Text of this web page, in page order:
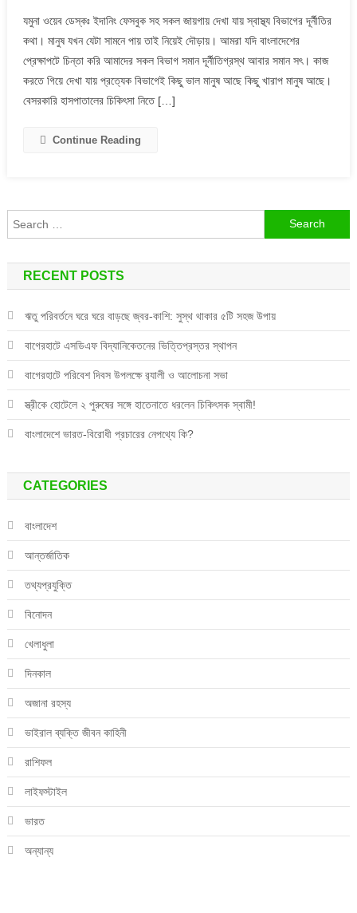
মধ্যে
ও
ভারত
যমুনা ওয়েব ডেস্কঃ ইদানিং ফেসবুক সহ সকল জায়গায় দেখা যায় স্বাস্থ্য বিভাগের দূর্নীতির
কথা। মানুষ যখন যেটা সামনে পায় তাই নিয়েই দৌড়ায়। আমরা যদি বাংলাদেশের
প্রেক্ষাপটে চিন্তা করি আমাদের সকল বিভাগ সমান দূর্নীতিগ্রস্থ আবার সমান সৎ। কাজ
করতে গিয়ে দেখা যায় প্রত্যেক বিভাগেই কিছু ভাল মানুষ আছে কিছু খারাপ মানুষ আছে।
বেসরকারি হাসপাতালের চিকিৎসা নিতে […]
Continue Reading
Search
for:
RECENT POSTS
ঋতু পরিবর্তনে ঘরে ঘরে বাড়ছে জ্বর-কাশি: সুস্থ থাকার ৫টি সহজ উপায়
বাগেরহাটে এসডিএফ বিদ্যানিকেতনের ভিত্তিপ্রস্তর স্থাপন
বাগেরহাটে পরিবেশ দিবস উপলক্ষে র‌্যালী ও আলোচনা সভা
স্ত্রীকে হোটেলে ২ পুরুষের সঙ্গে হাতেনাতে ধরলেন চিকিৎসক স্বামী!
বাংলাদেশে ভারত-বিরোধী প্রচারের নেপথ্যে কি?
CATEGORIES
বাংলাদেশ
আন্তর্জাতিক
তথ্যপ্রযুক্তি
বিনোদন
খেলাধুলা
দিনকাল
অজানা রহস্য
ভাইরাল ব্যক্তি জীবন কাহিনী
রাশিফল
লাইফস্টাইল
ভারত
অন্যান্য